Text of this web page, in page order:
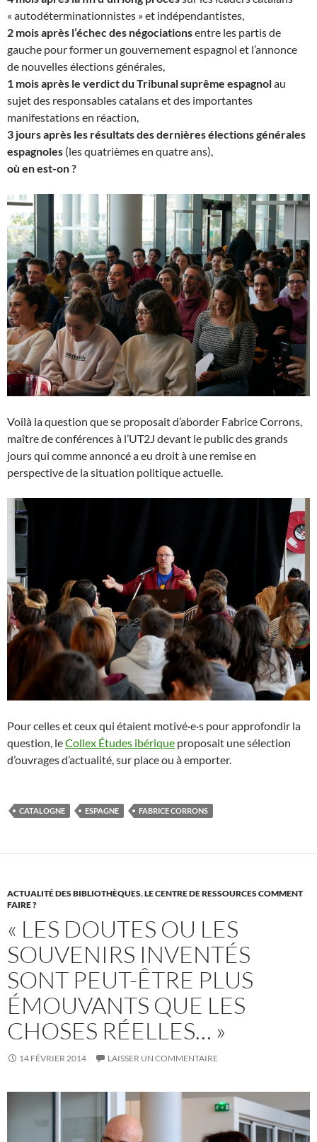
« autodéterminationnistes » et indépendantistes,
2 mois après l’échec des négociationsentre les partis de
gauche pour former un gouvernement espagnol et l’annonce
de nouvelles élections générales,
1 mois après le verdict du Tribunal suprême espagnolau
sujet des responsables catalans et des importantes
manifestations en réaction,
3 jours après les résultats des dernières élections générales
espagnoles (les quatrièmes en quatre ans),
où en est-on ?
Voilà la question que se proposait d’aborder Fabrice Corrons,
maître de conférences à l’UT2J devant le public des grands
jours qui comme annoncé a eu droit à une remise en
perspective de la situation politique actuelle.
Pour celles et ceux qui étaient motivé·e·s pour approfondir la
question, leCollex Études ibérique proposait une sélection
d’ouvrages d’actualité, sur place ou à emporter.
CATALOGNE ESPAGNE FABRICE CORRONS
ACTUALITÉ DES BIBLIOTHÈQUES,LE CENTRE DE RESSOURCES COMMENT
FAIRE ?
« LES DOUTES OU LES
SOUVENIRS INVENTÉS
SONT PEUT-ÊTRE PLUS
ÉMOUVANTS QUE LES
CHOSES RÉELLES… »
14 FÉVRIER 2014 LAISSER UN COMMENTAIRE